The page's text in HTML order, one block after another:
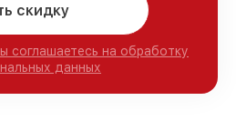
скидку
соглашаетесь на обработку
данных